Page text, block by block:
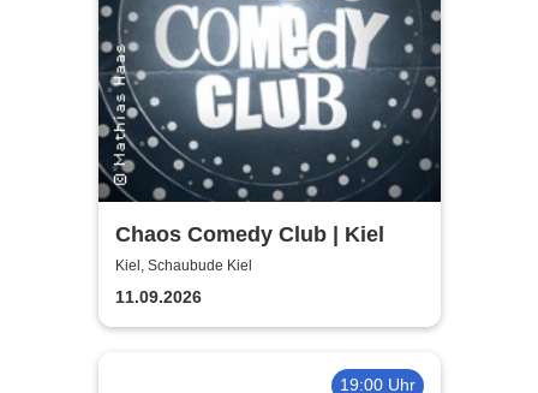
Chaos Comedy Club | Kiel
Kiel, Schaubude Kiel
11.09.2026
19:00 Uhr